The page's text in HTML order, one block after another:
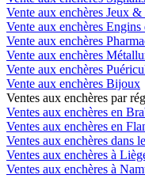
Vente aux enchères Jeux &
Vente aux enchères
Vente aux enchères
Vente aux enchères
Vente aux enchères
Vente aux enchères Bijoux
Ventes aux enchères par
Ventes aux enchères en
Ventes aux enchères en
Ventes aux enchères dans
Ventes aux enchères à
Ventes aux enchères à